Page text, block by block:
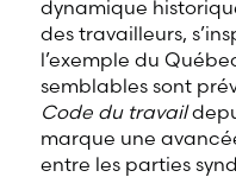
dynamique
des travailleurs,
l’exemple du
semblables sont
Code du travail
marque une
entre les parties